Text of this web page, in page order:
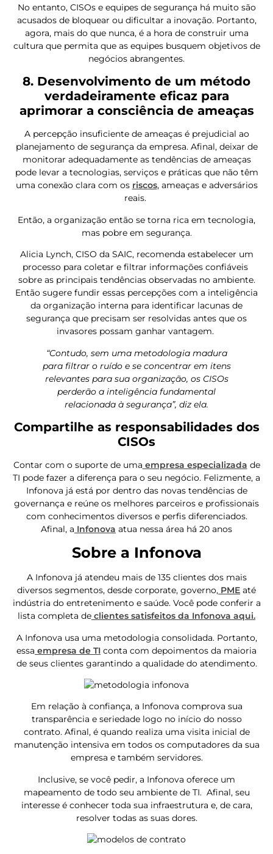
No entanto, CISOs e equipes de segurança há muito são
acusados ​​de bloquear ou dificultar a inovação. Portanto,
agora, mais do que nunca, é a hora de construir uma
cultura que permita que as equipes busquem objetivos de
negócios abrangentes.
8. Desenvolvimento de um método
verdadeiramente eficaz para
aprimorar a consciência de ameaças
A percepção insuficiente de ameaças é prejudicial ao
planejamento de segurança da empresa. Afinal, deixar de
monitorar adequadamente as tendências de ameaças
pode levar a tecnologias, serviços e práticas que não têm
uma conexão clara com os riscos, ameaças e adversários
reais.
Então, a organização então se torna rica em tecnologia,
mas pobre em segurança.
Alicia Lynch, CISO da SAIC, recomenda estabelecer um
processo para coletar e filtrar informações confiáveis ​​
sobre as principais tendências observadas no ambiente.
Então sugere fundir essas percepções com a inteligência
da organização interna para identificar lacunas de
segurança que precisam ser resolvidas antes que os
invasores possam ganhar vantagem.
“Contudo, sem uma metodologia madura
para filtrar o ruído e se concentrar em itens
relevantes para sua organização, os CISOs
perderão a inteligência fundamental
relacionada à segurança”, diz ela.
Compartilhe as responsabilidades dos
CISOs
Contar com o suporte de uma empresa especializada de
TI pode fazer a diferença para o seu negócio. Felizmente, a
Infonova já está por dentro das novas tendências de
governança e reúne os melhores parceiros e profissionais
com conhecimentos diversos e perfis diferenciados.
Afinal, a Infonova atua nessa área há 20 anos
Sobre a Infonova
A Infonova já atendeu mais de 135 clientes dos mais
diversos segmentos, desde corporate, governo, PME até
indústria do entretenimento e saúde. Você pode conferir a
lista completa de clientes satisfeitos da Infonova aqui.
A Infonova usa uma metodologia consolidada. Portanto,
essa empresa de TI conta com depoimentos da maioria
de seus clientes garantindo a qualidade do atendimento.
Em relação à confiança, a Infonova comprova sua
transparência e seriedade logo no início do nosso
contrato. Afinal, é quando realiza uma visita inicial de
manutenção intensiva em todos os computadores da sua
empresa e também servidores.
Inclusive, se você pedir, a Infonova oferece um
mapeamento de todo seu ambiente de TI. Afinal, seu
interesse é conhecer toda sua infraestrutura e, de cara,
resolver todas as suas dores.